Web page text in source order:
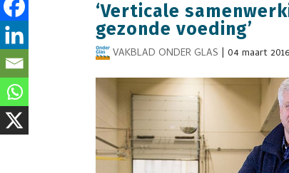
‘Verticale
gezonde voeding’
VAKBLAD ONDER GLAS |04 maart 2016